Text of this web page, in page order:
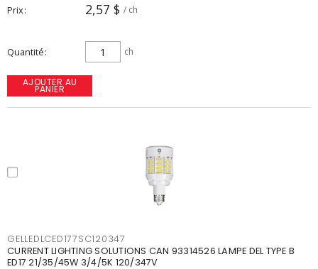
Prix 2,57 $ / ch
Quantité ch
AJOUTER AU
PANIER
GELLEDLCED177SC120347
CURRENT LIGHTING SOLUTIONS CAN 93314526 LAMPE DEL TYPE B
ED17 21/35/45W 3/4/5K 120/347V